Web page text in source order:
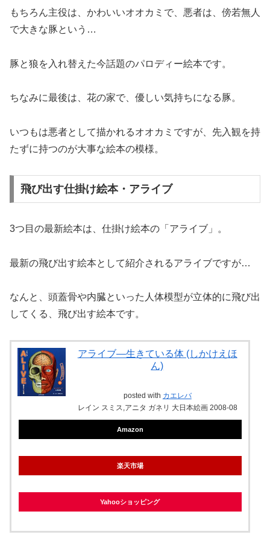
もちろん主役は、かわいいオオカミで、悪者は、傍若無人
で大きな豚という…
豚と狼を入れ替えた今話題のパロディー絵本です。
ちなみに最後は、花の家で、優しい気持ちになる豚。
いつもは悪者として描かれるオオカミですが、先入観を持
たずに持つのが大事な絵本の模様。
飛び出す仕掛け絵本・アライブ
3つ目の最新絵本は、仕掛け絵本の「アライブ」。
最新の飛び出す絵本として紹介されるアライブですが…
なんと、頭蓋骨や内臓といった人体模型が立体的に飛び出
してくる、飛び出す絵本です。
アライブ―生きている体 (しかけえほ
ん)
posted with カエレバ
レイン スミス,アニタ ガネリ 大日本絵画 2008-08
Amazon
楽天市場
Yahooショッピング